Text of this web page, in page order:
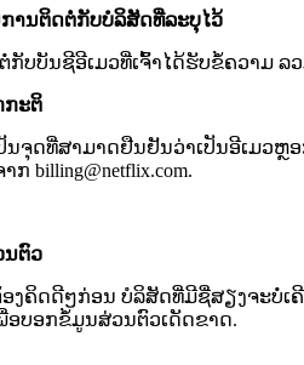
ການ​ຕິດ​ຕໍ່​ກັບ​ບໍລິສັດ​ທີ່​ລະ​ບຸ​ໄວ້
ຕໍ່​ກັບ​ບັນ​ຊີ​ອີ​ເມ​ວທີ່​ເຈົ້າ​ໄດ້ຮັບ​ຂໍ້ຄວາມ
ກະຕິ​
ນ​ຈຸດ​ທີ່ສາມາດຢືນຢັນວ່າເປັນ​ອີ​ເມ​ວ​
າກ​ billing@netflix.com.
ນຕົວ​
ງ​ຄິດ​ດີ​ໆ​ກ່ອນ​ ບໍລິສັດ​ທີ່​ມີ​ຊື່​ສຽງ​ຈະ​ບໍ່​
ອ​ບອກ​ຂໍ້​ມູນ​ສ່ວນ​ຕົວ​ເ​ດັ​ດຂາດ​.